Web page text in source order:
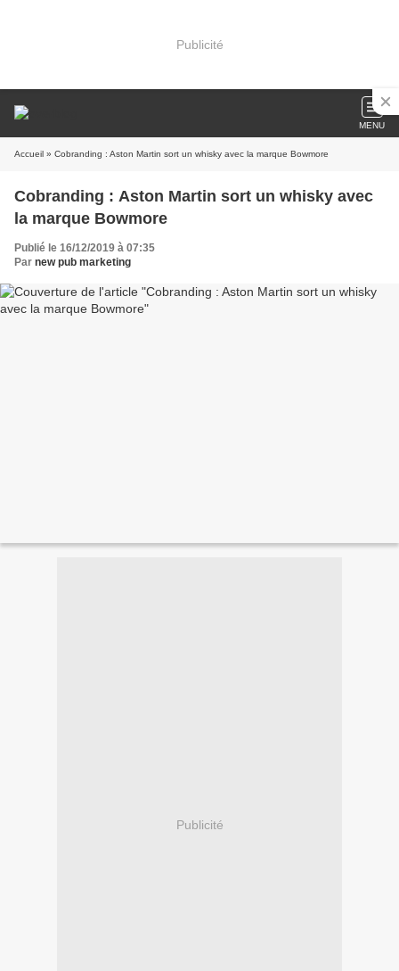
Publicité
MENU
Accueil » Cobranding : Aston Martin sort un whisky avec la marque Bowmore
Cobranding : Aston Martin sort un whisky avec
la marque Bowmore
Publié le 16/12/2019 à 07:35
Par new pub marketing
Publicité